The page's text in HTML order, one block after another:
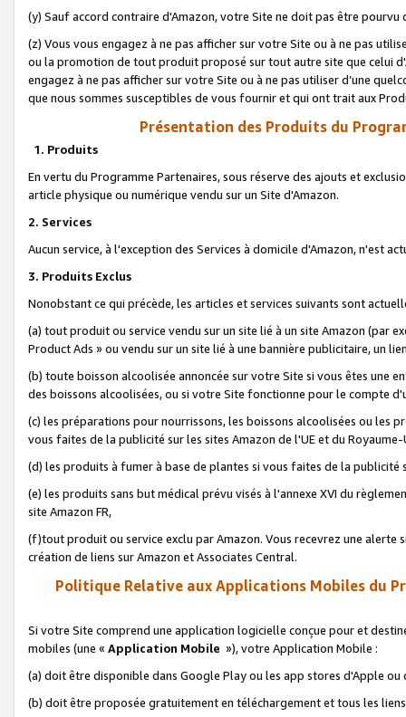
(y) Sauf accord contraire d'Amazon, votre Site ne doit pas être
(z) Vous vous engagez à ne pas afficher sur votre Site ou à ne pas
ou la promotion de tout produit proposé sur tout autre site que celui
engagez à ne pas afficher sur votre Site ou à ne pas utiliser d’une
que nous sommes susceptibles de vous fournir et qui ont trait aux
Présentation des Produits du
1. Produits
En vertu du Programme Partenaires, sous réserve des ajouts et
article physique ou numérique vendu sur un Site d'Amazon.
2. Services
Aucun service, à l'exception des Services à domicile d'Amazon, n'est
3. Produits Exclus
Nonobstant ce qui précède, les articles et services suivants sont
(a) tout produit ou service vendu sur un site lié à un site Amazon (par
Product Ads » ou vendu sur un site lié à une bannière publicitaire, un
(b) toute boisson alcoolisée annoncée sur votre Site si vous êtes une
des boissons alcoolisées, ou si votre Site fonctionne pour le compte
(c) les préparations pour nourrissons, les boissons alcoolisées ou les
vous faites de la publicité sur les sites Amazon de l'UE et du Royaume-
(d) les produits à fumer à base de plantes si vous faites de la publicité
(e) les produits sans but médical prévu visés à l'annexe XVI du
site Amazon FR,
(f)tout produit ou service exclu par Amazon. Vous recevrez une alerte
création de liens sur Amazon et Associates Central.
Politique Relative aux Applications Mobiles du
Si votre Site comprend une application logicielle conçue pour et
mobiles (une « Application Mobile »), votre Application Mobile :
(a) doit être disponible dans Google Play ou les app stores d'Apple ou
(b) doit être proposée gratuitement en téléchargement et tous les